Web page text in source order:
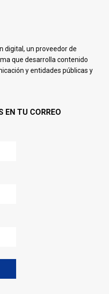
digital, un proveedor de
que desarrolla contenido
y entidades públicas y
EN TU CORREO